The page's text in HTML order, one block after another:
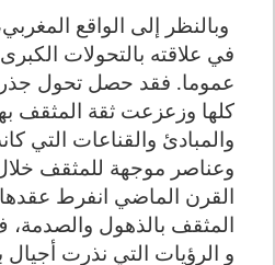
وبالنظر إلى الواقع
في علاقته بالتحولات
عموما. فقد حصل تحول
كلها وزعزعت ثقة المثقف
والمبادئ والقناعات التي
وعناصر موجهة للمثقف
القرن الماضي انفرط
المثقف بالذهول والصدمة،
و الرؤيات التي نذرت أجيال